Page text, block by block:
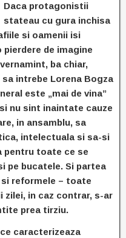
Daca protagonistii
stateau cu gura inchisa
si oamenii isi
de imagine
ba chiar,
intrebe Lorena Bogza
este „mai de vina”
nu sint inaintate cauze
in ansamblu, sa
intelectuala si sa-si
pentru toate ce se
pe bucatele. Si partea
reformele – toate
in caz contrar, s-ar
prea tirziu.
caracterizeaza